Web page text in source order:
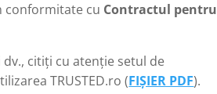
conformitate cu Contractul pentru
citiți cu atenție setul de
TRUSTED.ro (FIȘIER PDF).